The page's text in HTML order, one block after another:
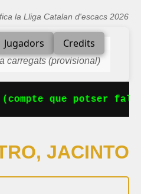
la Lliga Catalan d'escacs 2026
Jugadors Credits
carregats (provisional)
que potser
JACINTO